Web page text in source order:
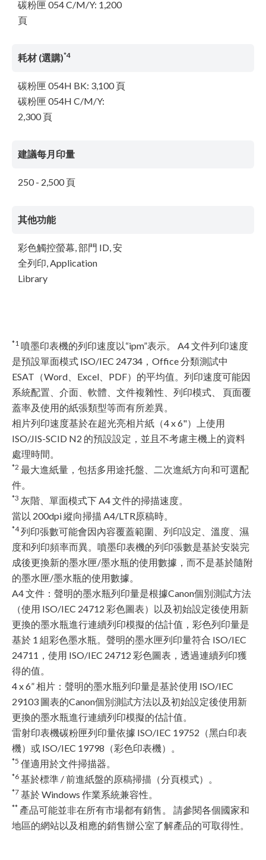
碳粉匣 054 C/M/Y: 1,200
頁
耗材 (選購)*4
碳粉匣 054H BK: 3,100 頁
碳粉匣 054H C/M/Y:
2,300 頁
建議每月印量
250 - 2,500 頁
其他功能
彩色觸控螢幕, 部門 ID, 安
全列印, Application
Library
*1 噴墨印表機的列印速度以“ipm”表示。 A4 文件列印速度
是預設單面模式 ISO/IEC 24734，Office 分類測試中
ESAT（Word、Excel、PDF）的平均值。列印速度可能因
系統配置、介面、軟體、文件複雜性、列印模式、 頁面覆
蓋率及使用的紙張類型等而有所差異。
相片列印速度基於在超光亮相片紙（4 x 6"）上使用
ISO/JIS-SCID N2 的預設設定，並且不考慮主機上的資料
處理時間。
*2 最大進紙量，包括多用途托盤、二次進紙方向和可選配
件。
*3 灰階、單面模式下 A4 文件的掃描速度。
當以 200dpi 縱向掃描 A4/LTR原稿時。
*4列印張數可能會因內容覆蓋範圍、列印設定、溫度、濕
度和列印頻率而異。噴墨印表機的列印張數是基於安裝完
成後更換新的墨水匣/墨水瓶的使用數據，而不是基於隨附
的墨水匣/墨水瓶的使用數據。
A4 文件：聲明的墨水瓶列印量是根據Canon個別測試方法
（使用 ISO/IEC 24712 彩色圖表）以及初始設定後使用新
更換的墨水瓶進行連續列印模擬的估計值，彩色列印量是
基於 1 組彩色墨水瓶。聲明的墨水匣列印量符合 ISO/IEC
24711，使用 ISO/IEC 24712 彩色圖表，透過連續列印獲
得的值。
4 x 6” 相片：聲明的墨水瓶列印量是基於使用 ISO/IEC
29103 圖表的Canon個別測試方法以及初始設定後使用新
更換的墨水瓶進行連續列印模擬的估計值。
雷射印表機碳粉匣列印量依據 ISO/IEC 19752（黑白印表
機）或 ISO/IEC 19798（彩色印表機）。
*5 僅適用於文件掃描器。
*6 基於標準 / 前進紙盤的原稿掃描（分頁模式）。
*7 基於 Windows 作業系統兼容性。
** 產品可能並非在所有市場都有銷售。 請參閱各個國家和
地區的網站以及相應的銷售辦公室了解產品的可取得性。